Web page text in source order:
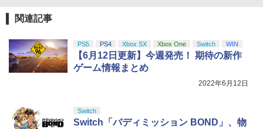
関連記事
PS5 PS4 Xbox SX Xbox One Switch WIN
【6月12日更新】今週発売！ 期待の新作
ゲーム情報まとめ
2022年6月12日
Switch
Switch「バディミッション BOND」、物